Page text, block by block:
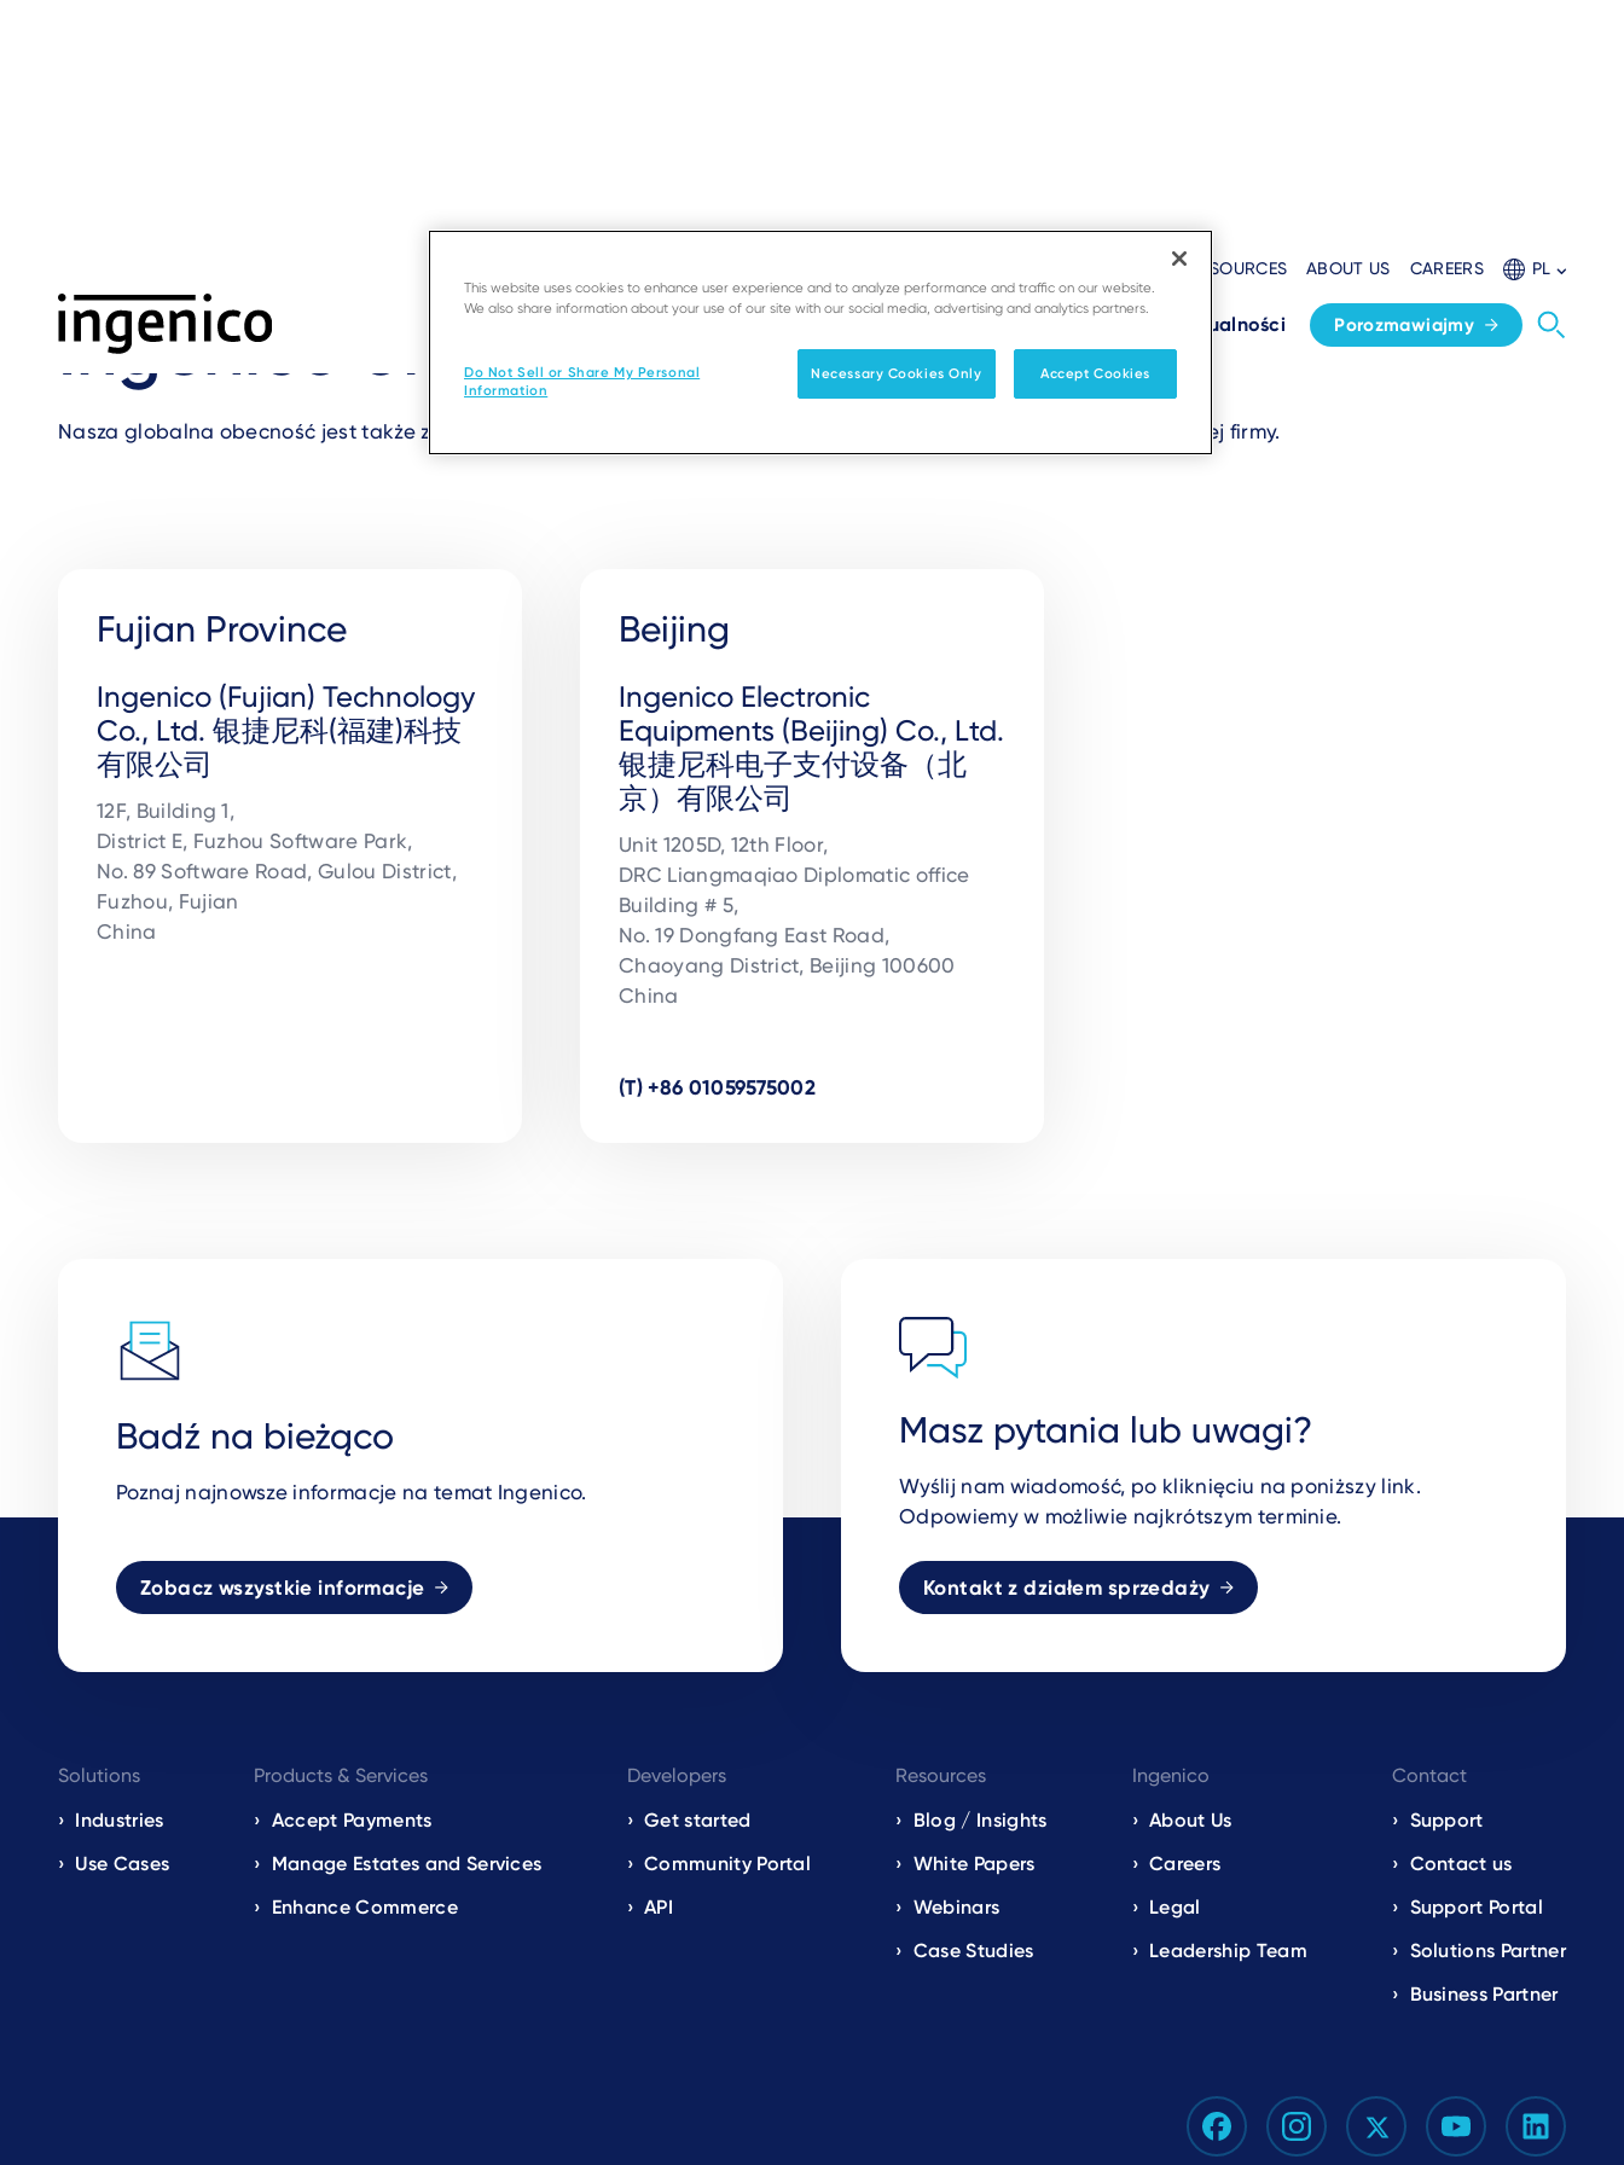
RESOURCES ABOUT US CAREERS PL
Strona główna Aktualności Porozmawiajmy
Breadcrumb
Ingenico offices in Chiny
Nasza globalna obecność jest także zauważalna lokalnie – w oparciu o sieć biur zlokalizowanych blisko Ciebie i Twojej firmy.
Fujian Province
Ingenico (Fujian) Technology
Co., Ltd. 银捷尼科(福建)科技
有限公司
12F, Building 1,
District E, Fuzhou Software Park,
No. 89 Software Road, Gulou District,
Fuzhou, Fujian
China
Beijing
Ingenico Electronic
Equipments (Beijing) Co., Ltd.
银捷尼科电子支付设备（北
京）有限公司
Unit 1205D, 12th Floor,
DRC Liangmaqiao Diplomatic office
Building # 5,
No. 19 Dongfang East Road,
Chaoyang District, Beijing 100600
China
(T) +86 01059575002
Badź na bieżąco
Poznaj najnowsze informacje na temat Ingenico.
Zobacz wszystkie informacje
Masz pytania lub uwagi?
Wyślij nam wiadomość, po kliknięciu na poniższy link.
Odpowiemy w możliwie najkrótszym terminie.
Kontakt z działem sprzedaży
Footer
navigation
EN
Solutions
Industries
Use Cases
Products & Services
Accept Payments
Manage Estates and Services
Enhance Commerce
Developers
Get started
Community Portal
API
Resources
Blog / Insights
White Papers
Webinars
Case Studies
Ingenico
About Us
Careers
Legal
Leadership Team
Contact
Support
Contact us
Support Portal
Solutions Partner
Business Partner
This website uses cookies to enhance user experience and to analyze performance and traffic on our website.
We also share information about your use of our site with our social media, advertising and analytics partners.
Do Not Sell or Share My Personal
Information
Necessary Cookies Only Accept Cookies